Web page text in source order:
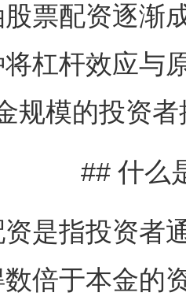
票配资逐渐
杠杆效应与
规模的投资
## 什么
是指投资者
倍于本金的